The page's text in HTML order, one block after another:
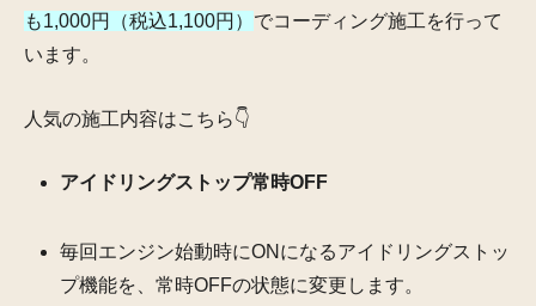
も1,000円（税込1,100円） でコーディング施工を行って
います。
人気の施工内容はこちら👇
アイドリングストップ常時OFF
毎回エンジン始動時にONになるアイドリングストッ
プ機能を、常時OFFの状態に変更します。